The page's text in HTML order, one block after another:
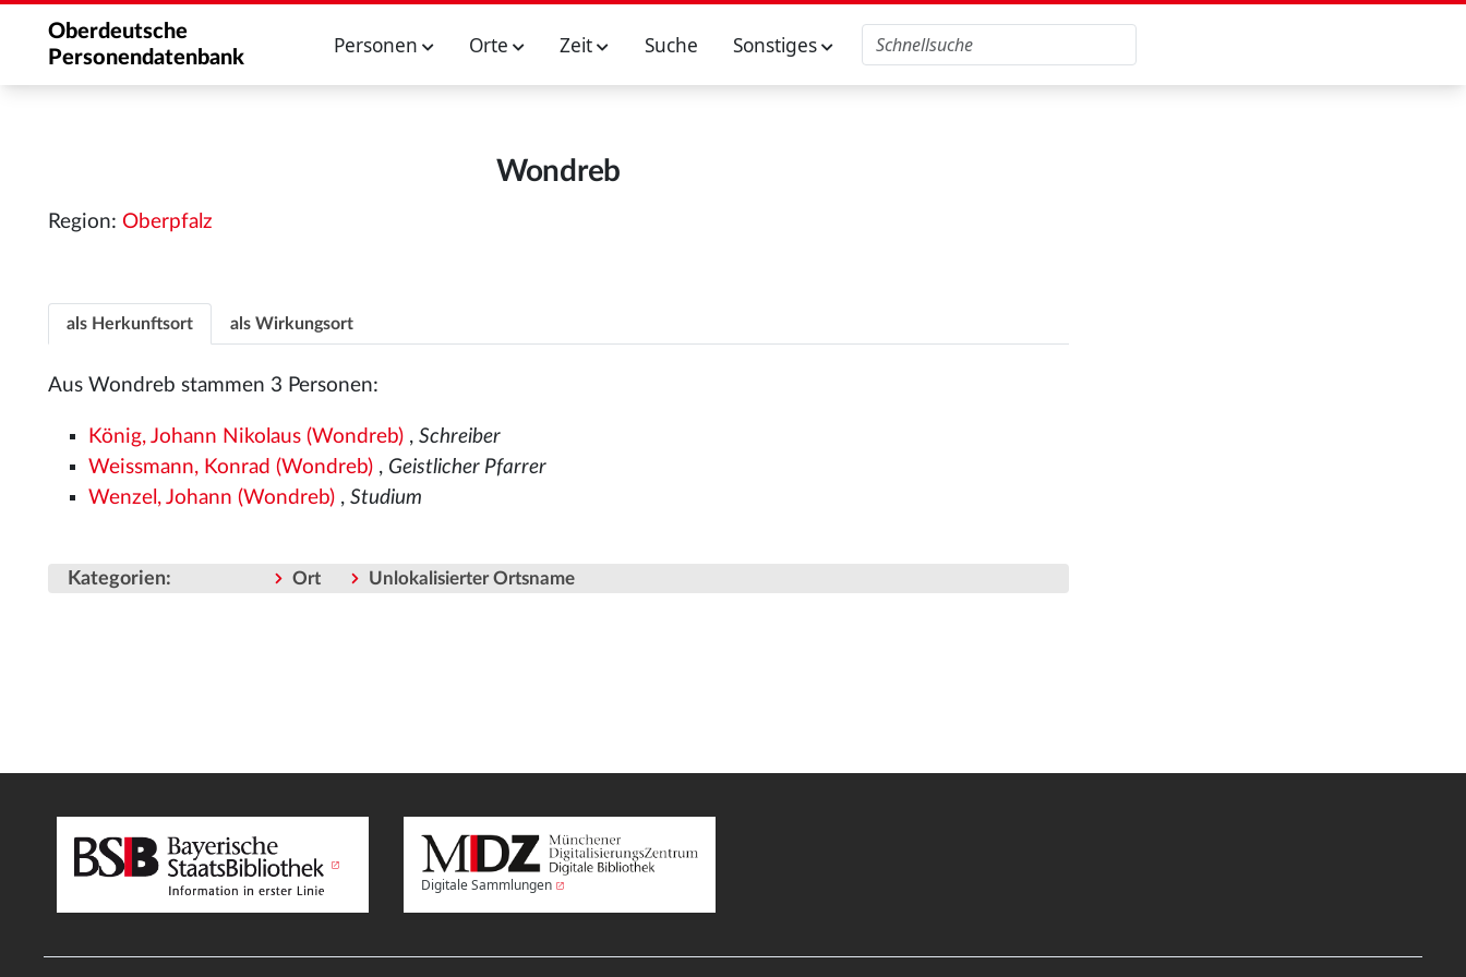
Oberdeutsche
Personendatenbank
Personen Orte Zeit Suche Sonstiges
Wondreb
Region: Oberpfalz
als Herkunftsort als Wirkungsort
Aus Wondreb stammen 3 Personen:
König, Johann Nikolaus (Wondreb) ,Schreiber
Weissmann, Konrad (Wondreb) , Geistlicher Pfarrer
Wenzel, Johann (Wondreb) ,Studium
Kategorien: Ort Unlokalisierter Ortsname
Digitale Sammlungen